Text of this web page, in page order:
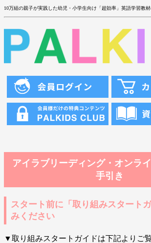
10万組の親子が実践した幼児・小学生向け「超効率」英語学習教材
アイラブリーディング・オンラ
手引き
スタート前に「取り組みスタート
みください
▼取り組みスタートガイドは下記よりご覧